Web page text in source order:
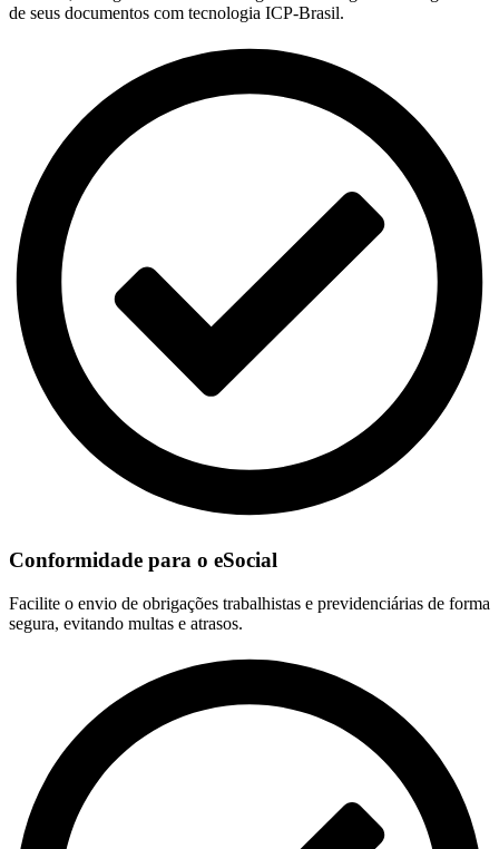
de seus documentos com tecnologia ICP-Brasil.
Conformidade para o eSocial
Facilite o envio de obrigações trabalhistas e previdenciárias de forma
segura, evitando multas e atrasos.